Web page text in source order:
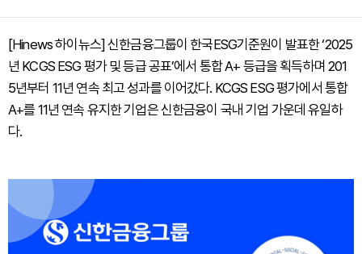
[Hinews 하이뉴스] 신한금융그룹이 한국ESG기준원이 발표한 ‘2025
년 KCGS ESG 평가 및 등급 공표’에서 통합 A+ 등급을 획득하며 201
5년부터 11년 연속 최고 성과를 이어갔다. KCGS ESG 평가에서 통합
A+를 11년 연속 유지한 기업은 신한금융이 국내 기업 가운데 유일하
다.